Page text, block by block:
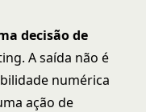
decisão de
A saída não é
numérica
ação de